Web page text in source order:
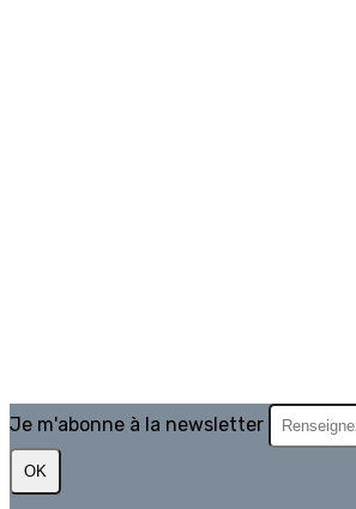
Je m'abonne à la newsletter
OK